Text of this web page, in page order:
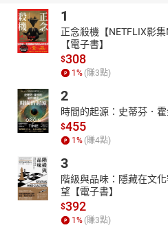
1
正念殺機【NETFLIX影
【電子書】
$308
1% (賺3點)
2
時間的起源：史蒂芬．
$455
1% (賺4點)
3
階級與品味：隱藏在文
望【電子書】
$392
1% (賺3點)